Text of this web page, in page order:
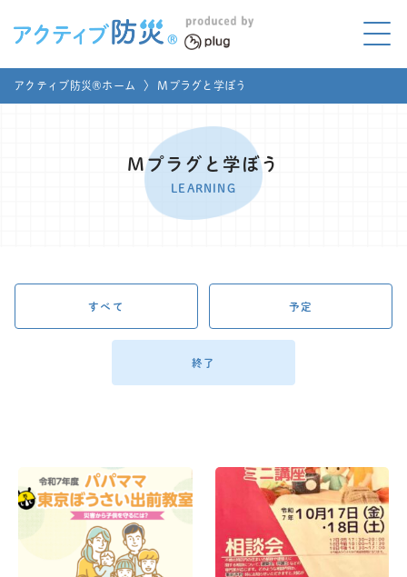
アクティブ防災とは?
家庭でやってみよう
アクティブ防災®ホーム 〉 Mプラグと学ぼう
Mプラグと学ぼう
LEARNING
すべて 予定
終了